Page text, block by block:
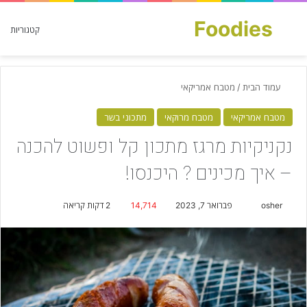
קטגוריות Foodies
חפש עבור
עמוד הבית / מטבח אמריקאי
מטבח אמריקאי מטבח מרוקאי מתכוני בשר
נקניקיות מרגז מתכון קל ופשוט להכנה
– איך מכינים ? היכנסו!
osher
a
n
e
פברואר 7, 2023 14,714